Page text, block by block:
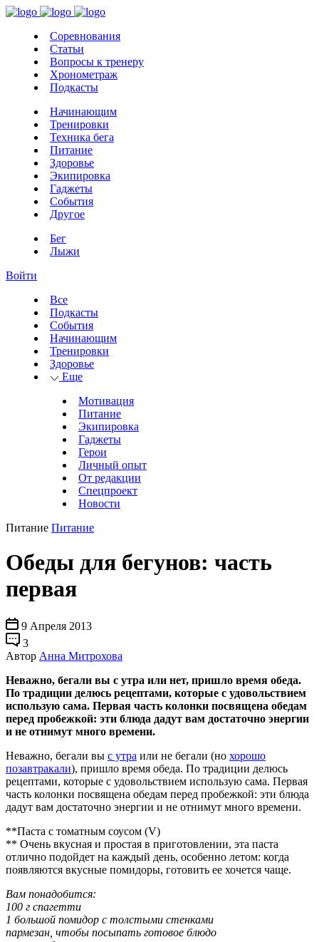
Соревнования
Статьи
Вопросы к тренеру
Хронометраж
Подкасты
Начинающим
Тренировки
Техника бега
Питание
Здоровье
Экипировка
Гаджеты
События
Другое
Бег
Лыжи
Войти
Все
Подкасты
События
Начинающим
Тренировки
Здоровье
Еще
Мотивация
Питание
Экипировка
Гаджеты
Герои
Личный опыт
От редакции
Спецпроект
Новости
Питание Питание
Обеды для бегунов: часть
первая
9 Апреля 2013
3
Автор Анна Митрохова
Неважно, бегали вы с утра или нет, пришло время обеда.
По традиции делюсь рецептами, которые с удовольствием
использую сама. Первая часть колонки посвящена обедам
перед пробежкой: эти блюда дадут вам достаточно энергии
и не отнимут много времени.
Неважно, бегали вы с утра или не бегали (но хорошо
позавтракали), пришло время обеда. По традиции делюсь
рецептами, которые с удовольствием использую сама. Первая
часть колонки посвящена обедам перед пробежкой: эти блюда
дадут вам достаточно энергии и не отнимут много времени.
**Паста с томатным соусом (V)
** Очень вкусная и простая в приготовлении, эта паста
отлично подойдет на каждый день, особенно летом: когда
появляются вкусные помидоры, готовить ее хочется чаще.
Вам понадобится:
100 г спагетти
1 большой помидор с толстыми стенками
пармезан, чтобы посыпать готовое блюдо